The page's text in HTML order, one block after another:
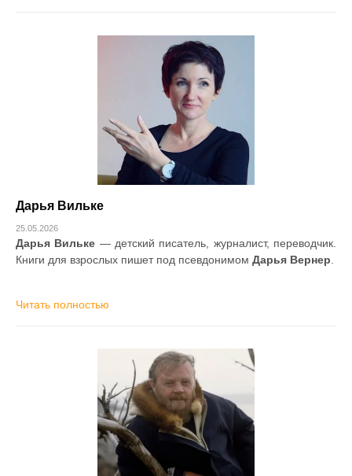
Дарья Вильке
25.05.2026
Дарья Вильке — детский писатель, журналист, переводчик.
Книги для взрослых пишет под псевдонимом Дарья Вернер.
Читать полностью